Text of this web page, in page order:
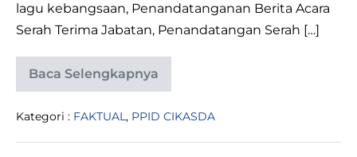
lagu kebangsaan, Penandatanganan Berita Acara
Serah Terima Jabatan, Penandatangan Serah […]
Baca Selengkapnya
SERAH
TERIMA
ADMINISTRATOR
PENGAWAS
Kategori : FAKTUAL, PPID CIKASDA